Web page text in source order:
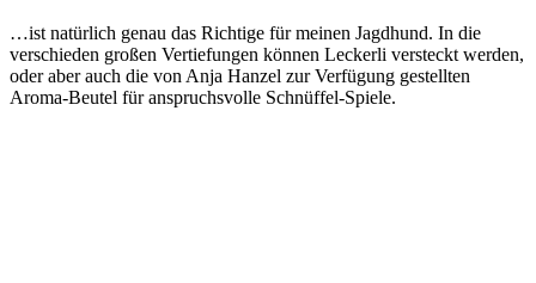
…ist natürlich genau das Richtige für meinen Jagdhund. In die
verschieden großen Vertiefungen können Leckerli versteckt werden,
oder aber auch die von Anja Hanzel zur Verfügung gestellten
Aroma-Beutel für anspruchsvolle Schnüffel-Spiele.